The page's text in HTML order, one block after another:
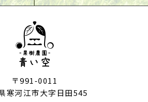
〒991-0011
寒河江市大字日田545